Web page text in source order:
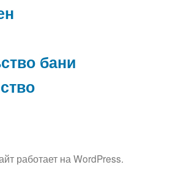
бани
работает на WordPress.